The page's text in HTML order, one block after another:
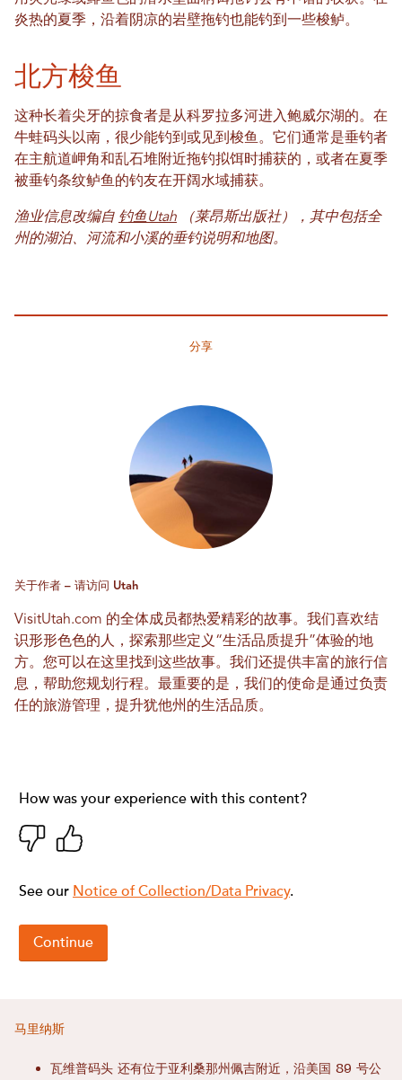
炎热的夏季，沿着阴凉的岩壁拖钓也能钓到一些梭鲈。
北方梭鱼
这种长着尖牙的掠食者是从科罗拉多河进入鲍威尔湖的。在
牛蛙码头以南，很少能钓到或见到梭鱼。它们通常是垂钓者
在主航道岬角和乱石堆附近拖钓拟饵时捕获的，或者在夏季
被垂钓条纹鲈鱼的钓友在开阔水域捕获。
渔业信息改编自 钓鱼Utah （莱昂斯出版社），其中包括全
州的湖泊、河流和小溪的垂钓说明和地图。
分享
关于作者 – 请访问 Utah
VisitUtah.com 的全体成员都热爱精彩的故事。我们喜欢结
识形形色色的人，探索那些定义“生活品质提升”体验的地
方。您可以在这里找到这些故事。我们还提供丰富的旅行信
息，帮助您规划行程。最重要的是，我们的使命是通过负责
任的旅游管理，提升犹他州的生活品质。
马里纳斯
瓦维普码头 还有位于亚利桑那州佩吉附近，沿美国 89 号公